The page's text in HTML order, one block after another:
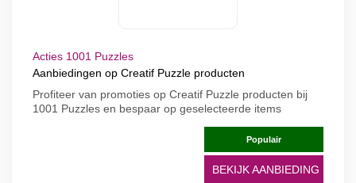
Acties 1001 Puzzles
Aanbiedingen op Creatif Puzzle producten
Profiteer van promoties op Creatif Puzzle producten bij
1001 Puzzles en bespaar op geselecteerde items
Populair
BEKIJK AANBIEDING